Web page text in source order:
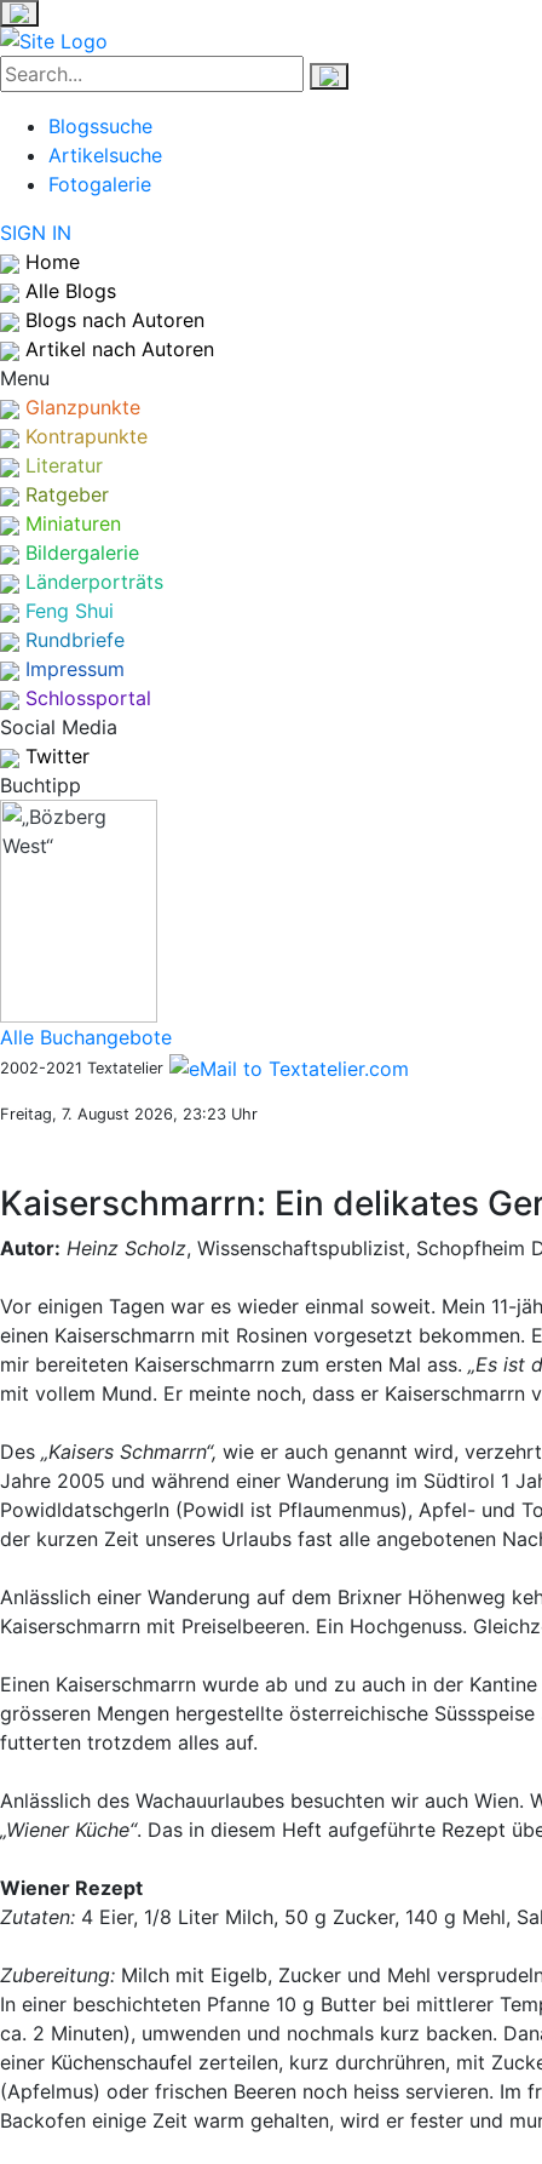
Blogssuche
Artikelsuche
Fotogalerie
SIGN IN
Home
Alle Blogs
Blogs nach Autoren
Artikel nach Autoren
Menu
Glanzpunkte
Kontrapunkte
Literatur
Ratgeber
Miniaturen
Bildergalerie
Länderporträts
Feng Shui
Rundbriefe
Impressum
Schlossportal
Social Media
Twitter
Buchtipp
Alle Buchangebote
2002-2021 Textatelier
Freitag, 7. August 2026, 23:23 Uhr
Kaiserschmarrn: Ein delikates
Autor: Heinz Scholz, Wissenschaftspublizist, Schopfheim
Vor einigen Tagen war es wieder einmal soweit. Mein 11-
einen Kaiserschmarrn mit Rosinen vorgesetzt
mir bereiteten Kaiserschmarrn zum ersten Mal ass. „Es ist
mit vollem Mund. Er meinte noch, dass er Kaiserschmarrn
Des „Kaisers Schmarrn“, wie er auch genannt wird,
Jahre 2005 und während einer Wanderung im Südtirol 1
Powidldatschgerln (Powidl ist Pflaumenmus), Apfel- und
der kurzen Zeit unseres Urlaubs fast alle angebotenen
Anlässlich einer Wanderung auf dem Brixner Höhenweg
Kaiserschmarrn mit Preiselbeeren. Ein Hochgenuss.
Einen Kaiserschmarrn wurde ab und zu auch in der
grösseren Mengen hergestellte österreichische
futterten trotzdem alles auf.
Anlässlich des Wachauurlaubes besuchten wir auch
„Wiener Küche“. Das in diesem Heft aufgeführte Rezept
Wiener Rezept
Zutaten: 4 Eier, 1/8 Liter Milch, 50 g Zucker, 140 g Mehl,
Zubereitung: Milch mit Eigelb, Zucker und Mehl
In einer beschichteten Pfanne 10 g Butter bei mittlerer
ca. 2 Minuten), umwenden und nochmals kurz backen.
einer Küchenschaufel zerteilen, kurz durchrühren, mit
(Apfelmus) oder frischen Beeren noch heiss servieren. Im
Backofen einige Zeit warm gehalten, wird er fester und